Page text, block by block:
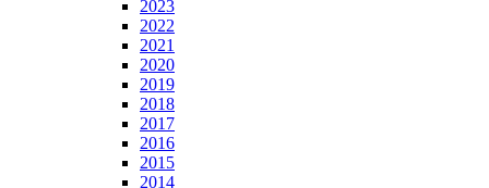
2023
2022
2021
2020
2019
2018
2017
2016
2015
2014